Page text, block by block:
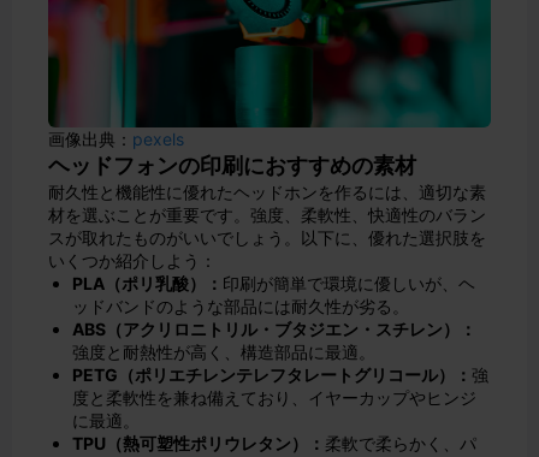
画像出典： pexels
ヘッドフォンの印刷におすすめの素材
耐久性と機能性に優れたヘッドホンを作るには、適切な素
材を選ぶことが重要です。強度、柔軟性、快適性のバラン
スが取れたものがいいでしょう。以下に、優れた選択肢を
いくつか紹介しよう：
PLA（ポリ乳酸）： 印刷が簡単で環境に優しいが、ヘ
ッドバンドのような部品には耐久性が劣る。
ABS（アクリロニトリル・ブタジエン・スチレン）：
強度と耐熱性が高く、構造部品に最適。
PETG（ポリエチレンテレフタレートグリコール）： 強
度と柔軟性を兼ね備えており、イヤーカップやヒンジ
に最適。
TPU（熱可塑性ポリウレタン）： 柔軟で柔らかく、パ